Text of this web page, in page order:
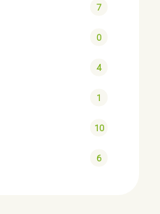
7
0
4
1
10
6